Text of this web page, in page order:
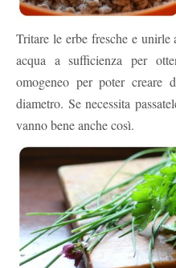
Tritare le erbe fresche e unirle
acqua a sufficienza per
omogeneo per poter
diametro. Se necessita
vanno bene anche così.